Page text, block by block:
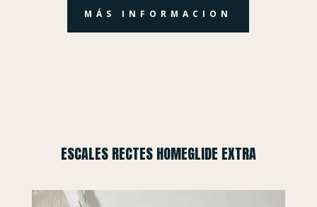
MÁS INFORMACION
ESCALES RECTES HOMEGLIDE EXTRA